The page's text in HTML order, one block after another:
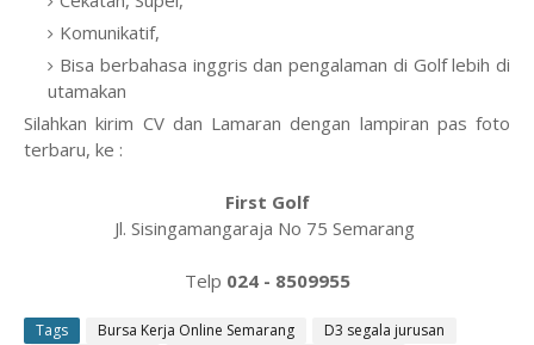
Komunikatif,
Bisa berbahasa inggris dan pengalaman di Golf lebih di
utamakan
Silahkan kirim CV dan Lamaran dengan lampiran pas foto
terbaru, ke :
First Golf
Jl. Sisingamangaraja No 75 Semarang
Telp 024 - 8509955
Tags Bursa Kerja Online Semarang
D3 segala jurusan